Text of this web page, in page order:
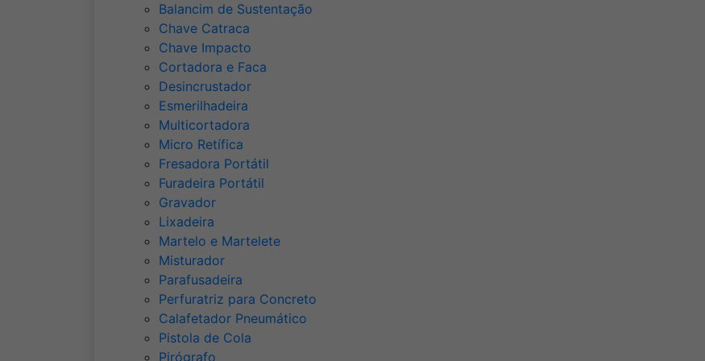
Balancim de Sustentação
Chave Catraca
Chave Impacto
Cortadora e Faca
Desincrustador
Esmerilhadeira
Multicortadora
Micro Retífica
Fresadora Portátil
Furadeira Portátil
Gravador
Lixadeira
Martelo e Martelete
Misturador
Parafusadeira
Perfuratriz para Concreto
Calafetador Pneumático
Pistola de Cola
Pirógrafo